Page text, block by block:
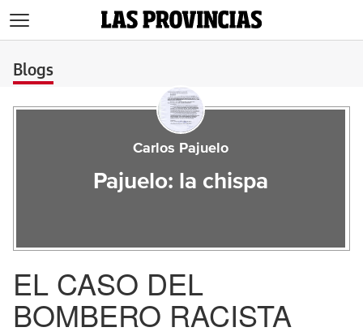
Blogs
Carlos Pajuelo
Pajuelo: la chispa
EL CASO DEL
BOMBERO RACISTA